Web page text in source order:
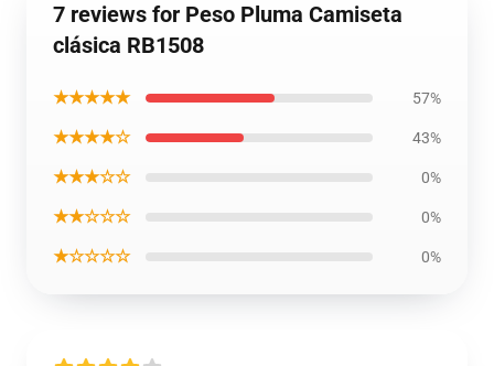
7 reviews for Peso Pluma Camiseta
clásica RB1508
★★★★★ 57%
★★★★☆ 43%
★★★☆☆ 0%
★★☆☆☆ 0%
★☆☆☆☆ 0%